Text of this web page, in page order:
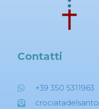
Contatti
+39 350 5311963